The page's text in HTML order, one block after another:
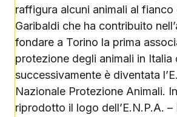
raffigura alcuni animali al fianco
Garibaldi che ha contribuito
fondare a Torino la prima
protezione degli animali in Italia
successivamente è diventata
Nazionale Protezione Animali.
riprodotto il logo dell’E.N.P.A.